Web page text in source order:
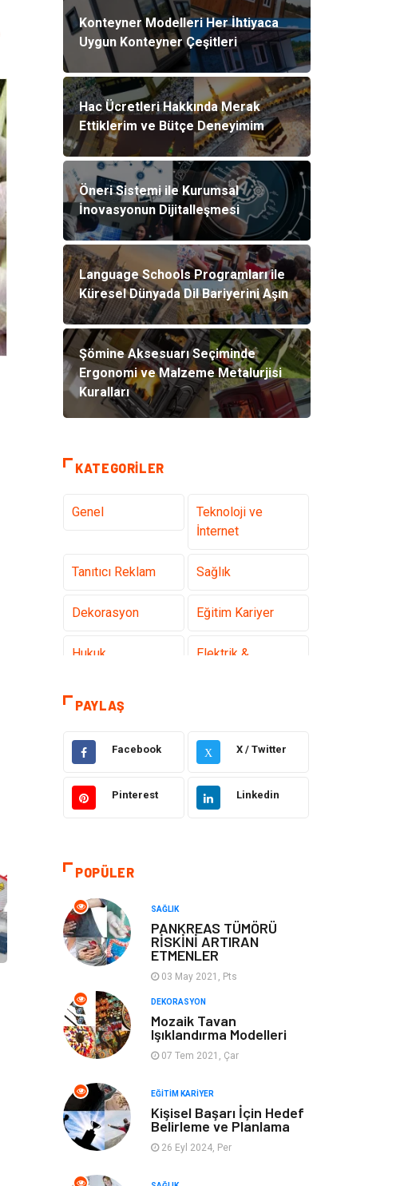
Konteyner Modelleri Her İhtiyaca
Uygun Konteyner Çeşitleri
Hac Ücretleri Hakkında Merak
Ettiklerim ve Bütçe Deneyimim
Öneri Sistemi ile Kurumsal
İnovasyonun Dijitalleşmesi
Language Schools Programları ile
Küresel Dünyada Dil Bariyerini Aşın
Şömine Aksesuarı Seçiminde
Ergonomi ve Malzeme Metalurjisi
Kuralları
KATEGORILER
Genel
Teknoloji ve
İnternet
Tanıtıcı Reklam Sağlık
Dekorasyon Eğitim Kariyer
Hukuk
Elektrik &
Giyim
Güzellik Bakım Gıda
Otomotiv Sağlıklı Yaşam
Moda
Anne Çocuk Emlak
Genel Kültür
Mobilya
Gençlik ve
Eğlence
Ev işleri Astroloji
PAYLAŞ
Facebook X X / Twitter
Pinterest Linkedin
POPÜLER
SAĞLIK
PANKREAS TÜMÖRÜ
RİSKİNİ ARTIRAN
ETMENLER
03 May 2021, Pts
DEKORASYON
Mozaik Tavan
Işıklandırma Modelleri
07 Tem 2021, Çar
EĞITIM KARIYER
Kişisel Başarı İçin Hedef
Belirleme ve Planlama
26 Eyl 2024, Per